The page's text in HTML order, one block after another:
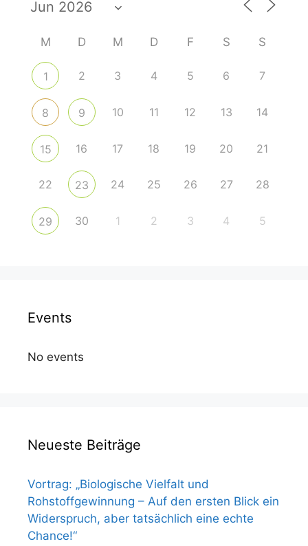
M D M D F S S
1 2 3 4 5 6 7
8 9 10 11 12 13 14
15 16 17 18 19 20 21
22 23 24 25 26 27 28
29 30 1 2 3 4 5
Events
No events
Neueste Beiträge
Vortrag: „Biologische Vielfalt und
Rohstoffgewinnung – Auf den ersten Blick ein
Widerspruch, aber tatsächlich eine echte
Chance!“